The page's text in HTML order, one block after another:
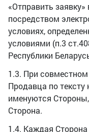
«Отправить
посредством
условиях,
условиями (п.3
Республики
1.3. При
Продавца по тексту
именуются
Сторона.
1.4. Каждая Сторона